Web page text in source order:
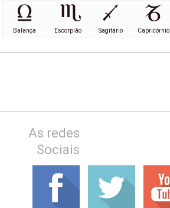
Balança Escorpião Sagitário Capricórnio
As redes
Sociais